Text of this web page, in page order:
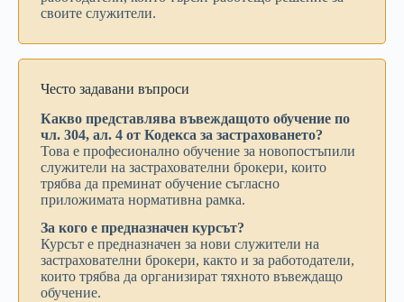
своите служители.
Често задавани въпроси
Какво представлява въвеждащото обучение по
чл. 304, ал. 4 от Кодекса за застраховането?
Това е професионално обучение за новопостъпили
служители на застрахователни брокери, които
трябва да преминат обучение съгласно
приложимата нормативна рамка.
За кого е предназначен курсът?
Курсът е предназначен за нови служители на
застрахователни брокери, както и за работодатели,
които трябва да организират тяхното въвеждащо
обучение.